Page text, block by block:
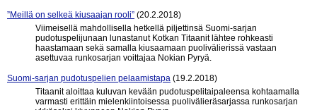
”Meillä on selkeä kiusaajan rooli” (20.2.2018)
Viimeisellä mahdollisella hetkellä piljettinsä Suomi-sarjan
pudotuspelijunaan lunastanut Kotkan Titaanit lähtee rohkeasti
haastamaan sekä samalla kiusaamaan puolivälierissä vastaan
asettuvaa runkosarjan voittajaa Nokian Pyryä.
Suomi-sarjan pudotuspelien pelaamistapa (19.2.2018)
Titaanit aloittaa kuluvan kevään pudotuspelitaipaleensa kohtaamalla
varmasti erittäin mielenkiintoisessa puolivälieräsarjassa runkosarjan